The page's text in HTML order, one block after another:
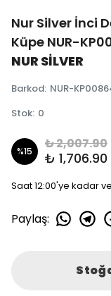
Nur Silver İnci
Küpe NUR-
NUR SİLVER
Barkod: NUR-
Stok: 0
%15 ₺ 2,007.90
₺ 1,706.90
Saat 12:00'ye kadar
Paylaş: